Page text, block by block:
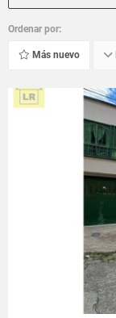
Ordenar por:
Más nuevo